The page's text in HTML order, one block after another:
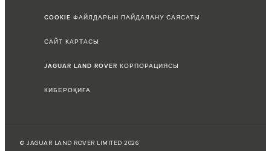
COOKIE ФАЙЛДАРЫН ПАЙДАЛАНУ САЯСАТЫ
САЙТ КАРТАСЫ
JAGUAR LAND ROVER КОРПОРАЦИЯСЫ
КИБЕРОҚИҒА
© JAGUAR LAND ROVER LIMITED 2026